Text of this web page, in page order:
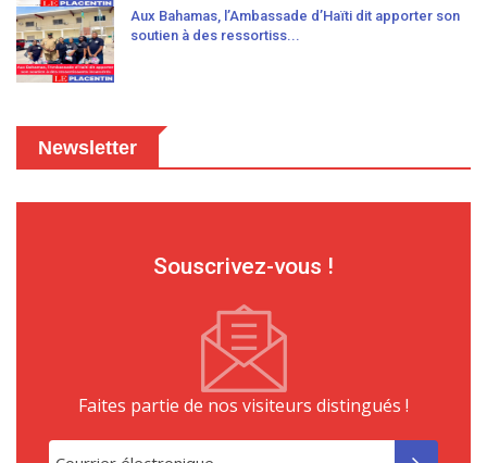
Aux Bahamas, l’Ambassade d’Haïti dit apporter son
soutien à des ressortiss...
Newsletter
Souscrivez-vous !
Faites partie de nos visiteurs distingués !